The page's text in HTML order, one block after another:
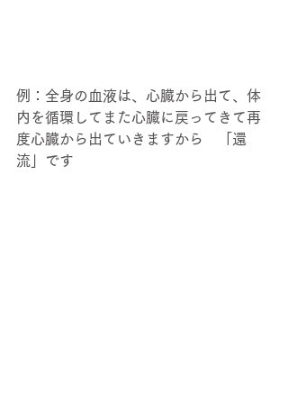
例：全身の血液は、心臓から出て、体
内を循環してまた心臓に戻ってきて再
度心臓から出ていきますから　「還
流」です